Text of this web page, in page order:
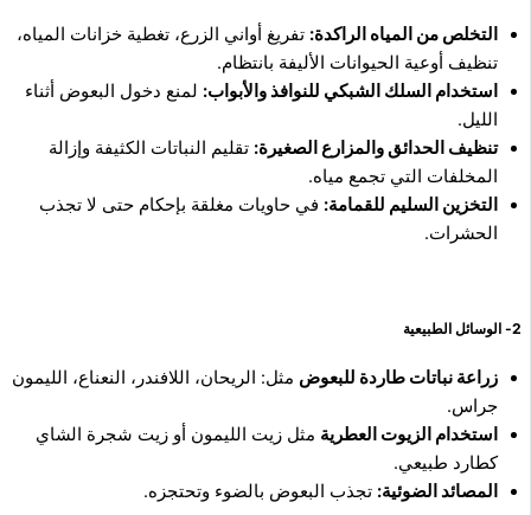
التخلص من المياه الراكدة: تفريغ أواني الزرع، تغطية خزانات المياه،
تنظيف أوعية الحيوانات الأليفة بانتظام.
استخدام السلك الشبكي للنوافذ والأبواب: لمنع دخول البعوض أثناء
الليل.
تنظيف الحدائق والمزارع الصغيرة: تقليم النباتات الكثيفة وإزالة
المخلفات التي تجمع مياه.
التخزين السليم للقمامة: في حاويات مغلقة بإحكام حتى لا تجذب
الحشرات.
2- الوسائل الطبيعية
زراعة نباتات طاردة للبعوض مثل: الريحان، اللافندر، النعناع، الليمون
جراس.
استخدام الزيوت العطرية مثل زيت الليمون أو زيت شجرة الشاي
كطارد طبيعي.
المصائد الضوئية: تجذب البعوض بالضوء وتحتجزه.